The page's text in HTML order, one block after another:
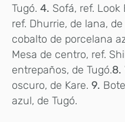
Tugó. 4. Sofá, ref. Look
ref. Dhurrie, de lana, de
cobalto de porcelana
Mesa de centro, ref.
entrepaños, de Tugó.8.
oscuro, de Kare. 9.
azul, de Tugó.